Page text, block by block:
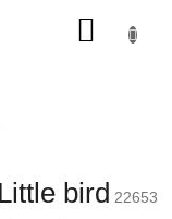
bird 22653